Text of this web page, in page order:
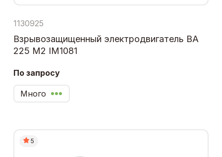
1130925
Взрывозащищенный электродвигатель ВА
225 М2 IM1081
По запросу
Много
5